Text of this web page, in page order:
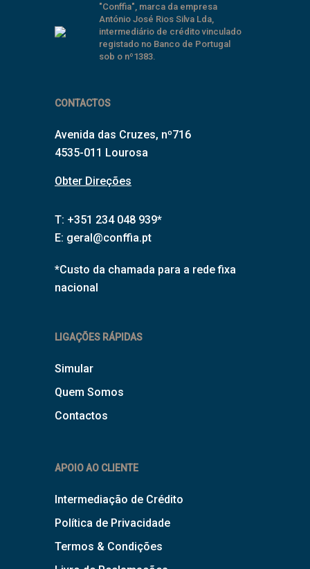
"Conffia", marca da empresa
António José Rios Silva Lda,
intermediário de crédito vinculado
registado no Banco de Portugal
sob o nº1383.
CONTACTOS
Avenida das Cruzes, nº716
4535-011 Lourosa
Obter Direções
T: +351 234 048 939*
E: geral@conffia.pt
*Custo da chamada para a rede fixa
nacional
LIGAÇÕES RÁPIDAS
Simular
Quem Somos
Contactos
APOIO AO CLIENTE
Intermediação de Crédito
Política de Privacidade
Termos & Condições